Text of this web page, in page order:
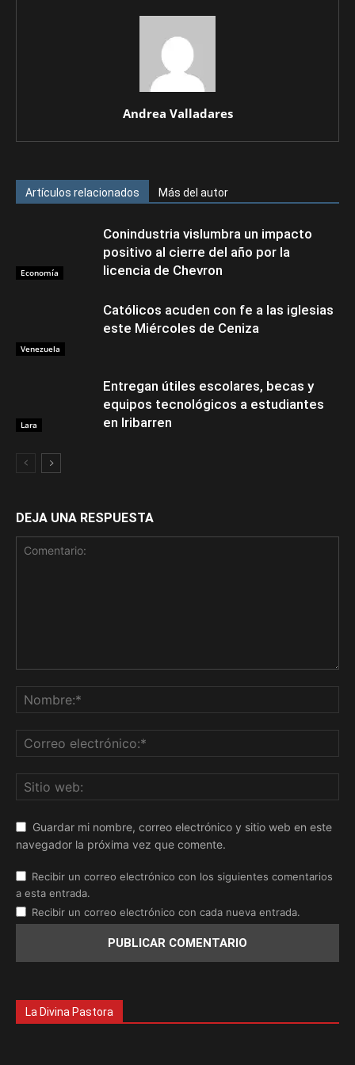
Andrea Valladares
Artículos relacionados Más del autor
Economía
Conindustria vislumbra un impacto
positivo al cierre del año por la
licencia de Chevron
Venezuela
Católicos acuden con fe a las iglesias
este Miércoles de Ceniza
Lara
Entregan útiles escolares, becas y
equipos tecnológicos a estudiantes
en Iribarren
DEJA UNA RESPUESTA
Guardar mi nombre, correo electrónico y sitio web en este
navegador la próxima vez que comente.
Recibir un correo electrónico con los siguientes comentarios
a esta entrada.
Recibir un correo electrónico con cada nueva entrada.
La Divina Pastora